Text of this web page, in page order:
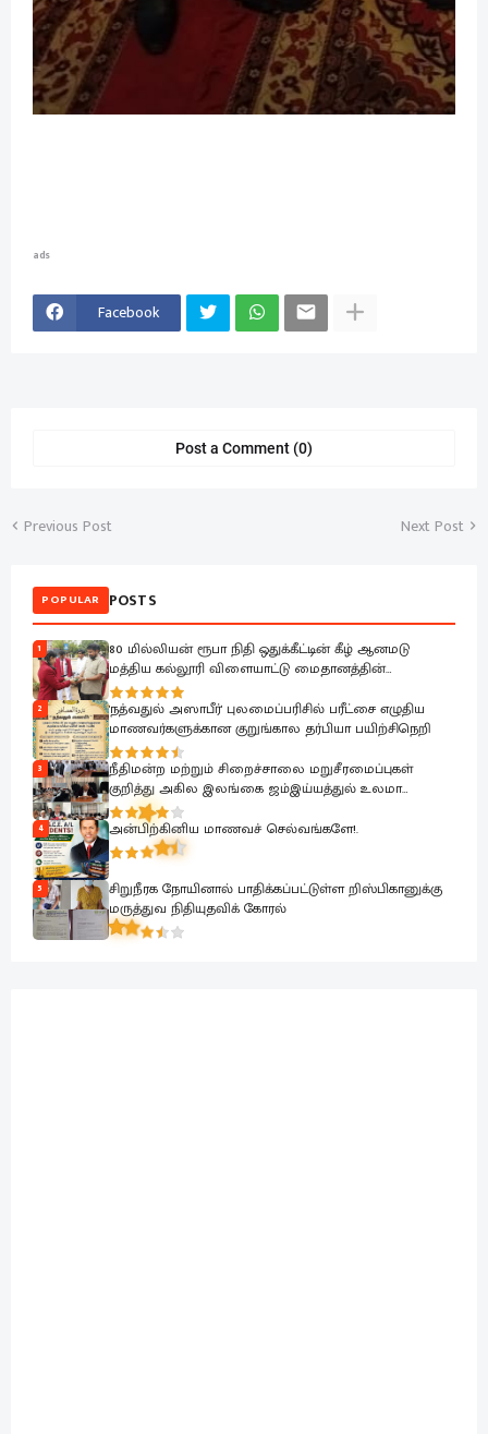
ads
Facebook
Post a Comment (0)
Previous Post Next Post
POPULAR POSTS
1
80 மில்லியன் ரூபா நிதி ஒதுக்கீட்டின் கீழ் ஆனமடு
மத்திய கல்லூரி விளையாட்டு மைதானத்தின்
அபிவிருத்தி பணிகள் ஆரம்பம்.
2
'நத்வதுல் அஸாபீர்' புலமைப்பரிசில் பரீட்சை எழுதிய
மாணவர்களுக்கான குறுங்கால தர்பியா பயிற்சிநெறி
3
நீதிமன்ற மற்றும் சிறைச்சாலை மறுசீரமைப்புகள்
குறித்து அகில இலங்கை ஜம்இய்யத்துல் உலமா
சபைக்கு தெளிவுபடுத்தும் நிகழ்வு
4 அன்பிற்கினிய மாணவச் செல்வங்களே!.
5
சிறுநீரக நோயினால் பாதிக்கப்பட்டுள்ள றிஸ்பிகானுக்கு
மருத்துவ நிதியுதவிக் கோரல்